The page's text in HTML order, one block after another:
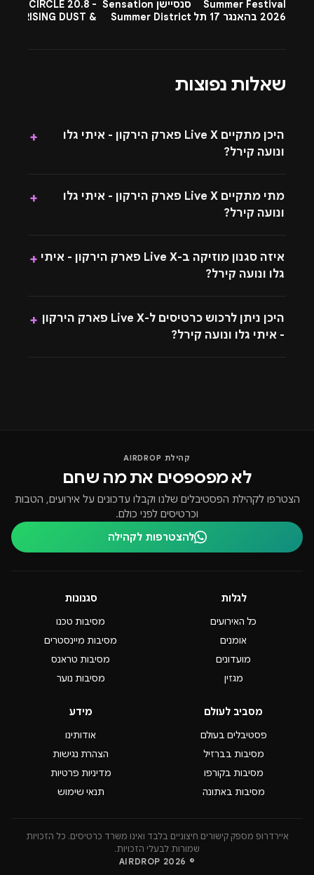
Summer Festival
2026 בהאנגר 17 תל
סנסיישן Sensation
Summer District
CIRCLE 20.8 -
RISING DUST &
שאלות נפוצות
היכן מתקיים Live X פארק הירקון - איתי גלו
ונועה קירל?
+
מתי מתקיים Live X פארק הירקון - איתי גלו
ונועה קירל?
+
איזה סגנון מוזיקה ב-Live X פארק הירקון - איתי
גלו ונועה קירל?
+
היכן ניתן לרכוש כרטיסים ל-Live X פארק הירקון
- איתי גלו ונועה קירל?
+
קהילת AIRDROP
לא מפספסים את מה שחם
הצטרפו לקהילת הפסטיבלים שלנו וקבלו עדכונים על אירועים, הטבות
וכרטיסים לפני כולם.
להצטרפות לקהילה
לגלות
כל האירועים
אומנים
מועדונים
מגזין
סגנונות
מסיבות טכנו
מסיבות מיינסטרים
מסיבות טראנס
מסיבות נוער
מסביב לעולם
פסטיבלים בעולם
מסיבות בברזיל
מסיבות בקורפו
מסיבות באתונה
מידע
אודותינו
הצהרת נגישות
מדיניות פרטיות
תנאי שימוש
איירדרופ מספק קישורים חיצוניים בלבד ואינו משרד כרטיסים. כל הזכויות
שמורות לבעלי הזכויות.
© 2026 AIRDROP